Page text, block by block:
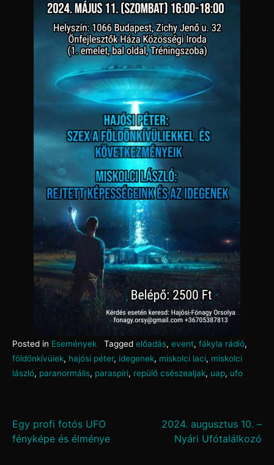
Posted in Események Tagged előadás, event, fákyla rádió,
földönkívüiek, hajósi péter, idegenek, miskolci laci, miskolci
lászló, paranormális, paraspiri, repülő csészealjak, uap, ufo
Bejegyzés
navigáció
Egy profi fotós UFO
fényképe és élménye
2024. augusztus 10. –
Nyári Ufótalálkozó